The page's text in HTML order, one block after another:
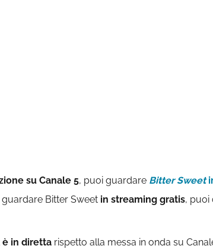
su Canale 5, puoi guardare Bitter Sweet
Bitter Sweet in streaming gratis, puoi
è in diretta rispetto alla messa in onda su